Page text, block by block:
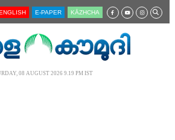
E-PAPER KĀZHCHA
08 AUGUST 2026 9.19 PM IST